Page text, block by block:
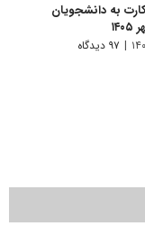
به دانشجویان
| ۹۷ دیدگاه